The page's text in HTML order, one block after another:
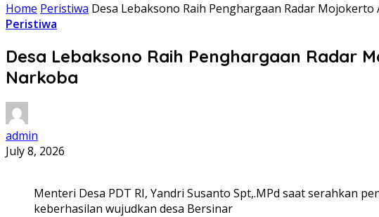
Home Peristiwa Desa Lebaksono Raih Penghargaan Radar
Peristiwa
Desa Lebaksono Raih Penghargaan Radar
Narkoba
admin
July 8, 2026
Menteri Desa PDT RI, Yandri Susanto Spt,.MPd saat serahkan
keberhasilan wujudkan desa Bersinar